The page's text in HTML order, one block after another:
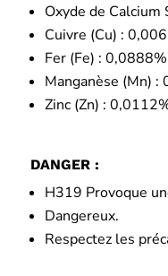
Oxyde de Calcium
Cuivre (Cu) :
Fer (Fe) :
Manganèse (Mn) :
Zinc (Zn) :
DANGER :
H319 Provoque
Dangereux.
Respectez les